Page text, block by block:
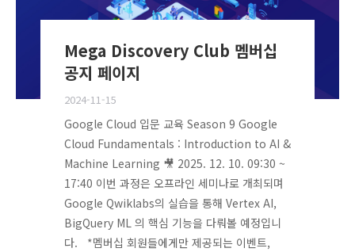
Mega Discovery Club 멤버십
공지 페이지
2024-11-15
Google Cloud 입문 교육 Season 9 Google
Cloud Fundamentals : Introduction to AI &
Machine Learning 🎥 2025. 12. 10. 09:30 ~
17:40 이번 과정은 오프라인 세미나로 개최되며
Google Qwiklabs의 실습을 통해 Vertex AI,
BigQuery ML 의 핵심 기능을 다뤄볼 예정입니
다. *멤버십 회원들에게만 제공되는 이벤트,